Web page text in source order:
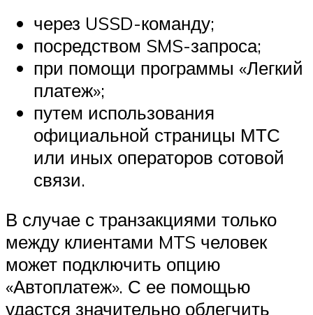
через USSD-команду;
посредством SMS-запроса;
при помощи программы «Легкий
платеж»;
путем использования
официальной страницы МТС
или иных операторов сотовой
связи.
В случае с транзакциями только
между клиентами MTS человек
может подключить опцию
«Автоплатеж». С ее помощью
удастся значительно облегчить